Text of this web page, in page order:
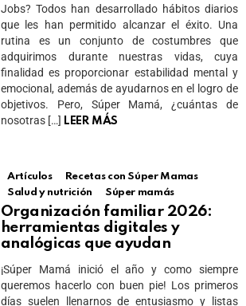
Jobs? Todos han desarrollado hábitos diarios
que les han permitido alcanzar el éxito. Una
rutina es un conjunto de costumbres que
adquirimos durante nuestras vidas, cuya
finalidad es proporcionar estabilidad mental y
emocional, además de ayudarnos en el logro de
objetivos. Pero, Súper Mamá, ¿cuántas de
nosotras […] LEER MÁS
Artículos
Recetas con Súper Mamas
Salud y nutrición
Súper mamás
Organización familiar 2026:
herramientas digitales y
analógicas que ayudan
¡Súper Mamá inició el año y como siempre
queremos hacerlo con buen pie! Los primeros
días suelen llenarnos de entusiasmo y listas